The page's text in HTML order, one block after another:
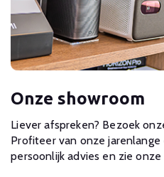
Onze showroom
Liever afspreken? Bezoek
Profiteer van onze jarenlange
persoonlijk advies en zie